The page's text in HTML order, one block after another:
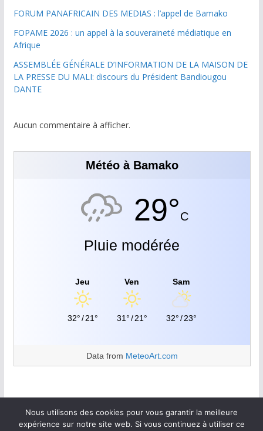
FORUM PANAFRICAIN DES MEDIAS : l’appel de Bamako
FOPAME 2026 : un appel à la souveraineté médiatique en
Afrique
ASSEMBLÉE GÉNÉRALE D’INFORMATION DE LA MAISON DE
LA PRESSE DU MALI: discours du Président Bandiougou
DANTE
Aucun commentaire à afficher.
Météo à Bamako
29°C
Pluie modérée
Jeu
32°/21°
Ven
31°/21°
Sam
32°/23°
Data from MeteoArt.com
Nous utilisons des cookies pour vous garantir la meilleure
expérience sur notre site web. Si vous continuez à utiliser ce